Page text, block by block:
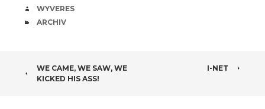
VERFASSER
WYVERES
CATEGORIES
ARCHIV
BEITRAGSNAVIGATION
WE CAME, WE SAW, WE
KICKED HIS ASS!
I-NET